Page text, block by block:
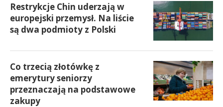
Restrykcje Chin uderzają w
europejski przemysł. Na liście
są dwa podmioty z Polski
Co trzecią złotówkę z
emerytury seniorzy
przeznaczają na podstawowe
zakupy